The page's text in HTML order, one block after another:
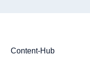
Content-Hub